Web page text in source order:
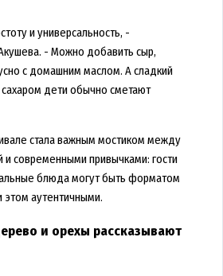
и универсальность, -
- Можно добавить сыр,
с домашним маслом. А сладкий
дети обычно сметают
стала важным мостиком между
и современными привычками: гости
блюда могут быть форматом
этом аутентичными.
и орехы рассказывают